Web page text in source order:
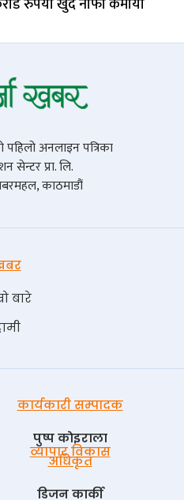
अनलाइन पत्रिका
सेन्टर प्रा. लि.
काठमाडौं
बारे
कार्यकारी सम्पादक
पुष्प काेइराला
व्यापार विकास
अधिकृत
डिजन कार्की